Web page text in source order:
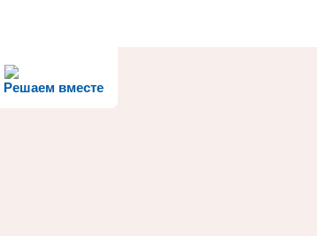
Решаем вместе